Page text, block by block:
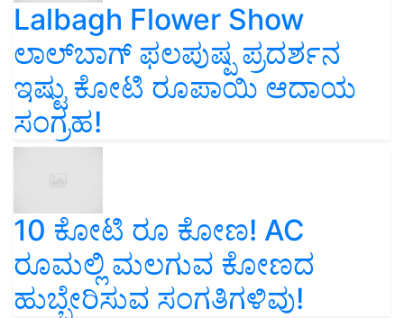
Lalbagh Flower Show
ಲಾಲ್‌ಬಾಗ್ ಫಲಪುಷ್ಪ ಪ್ರದರ್ಶನ
ಇಷ್ಟು ಕೋಟಿ ರೂಪಾಯಿ ಆದಾಯ
ಸಂಗ್ರಹ!
10 ಕೋಟಿ ರೂ ಕೋಣ! AC
ರೂಮಲ್ಲಿ ಮಲಗುವ ಕೋಣದ
ಹುಬ್ಬೇರಿಸುವ ಸಂಗತಿಗಳಿವು!